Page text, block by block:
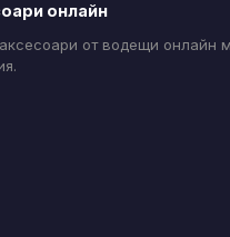
онлайн
от водещи онлайн